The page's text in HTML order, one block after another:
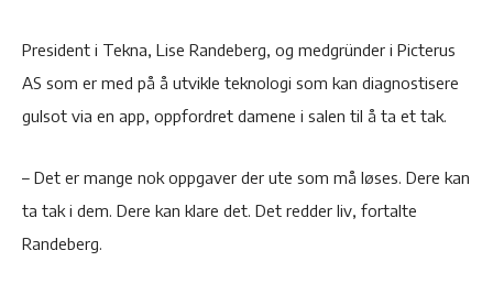
President i Tekna, Lise Randeberg, og medgründer i Picterus
AS som er med på å utvikle teknologi som kan diagnostisere
gulsot via en app, oppfordret damene i salen til å ta et tak.
– Det er mange nok oppgaver der ute som må løses. Dere kan
ta tak i dem. Dere kan klare det. Det redder liv, fortalte
Randeberg.